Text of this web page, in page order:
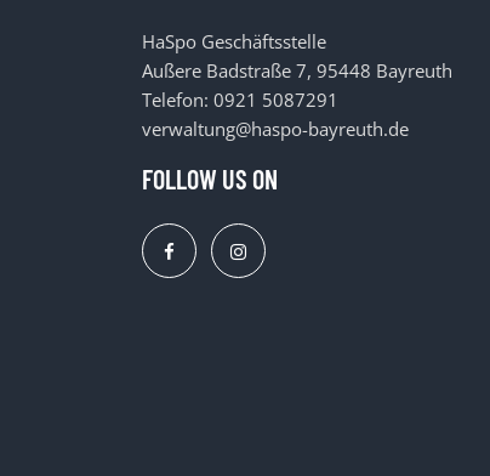
HaSpo Geschäftsstelle
Außere Badstraße 7, 95448 Bayreuth
Telefon: 0921 5087291
verwaltung@haspo-bayreuth.de
FOLLOW US ON